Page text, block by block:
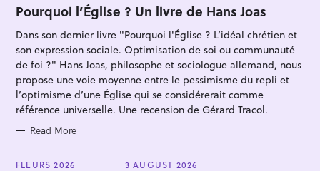
T
E
O
I
E
S
Pourquoi l’Église ? Un livre de Hans Joas
Dans son dernier livre "Pourquoi l'Église ? L’idéal chrétien et
son expression sociale. Optimisation de soi ou communauté
de foi ?" Hans Joas, philosophe et sociologue allemand, nous
propose une voie moyenne entre le pessimisme du repli et
l’optimisme d’une Église qui se considérerait comme
référence universelle. Une recension de Gérard Tracol.
Read More
C
FLEURS 2026 3 AUGUST 2026
c
h
f
o
r
: